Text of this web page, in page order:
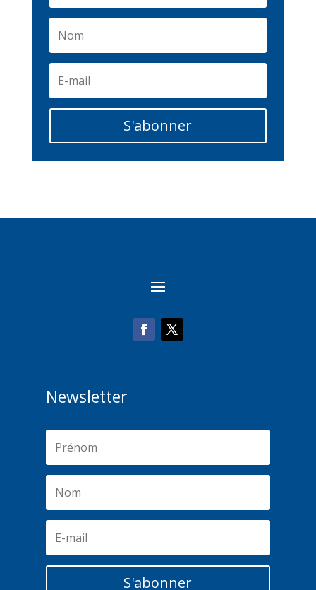
S'abonner
Newsletter
S'abonner